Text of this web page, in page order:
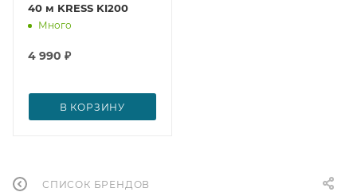
40 м KRESS KI200
Много
4 990 ₽
В КОРЗИНУ
СПИСОК БРЕНДОВ